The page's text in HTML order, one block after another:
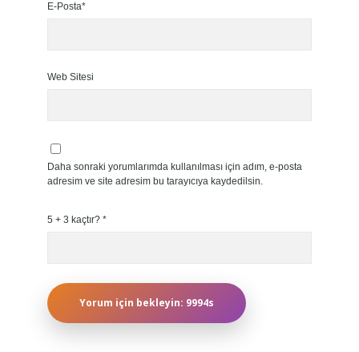
E-Posta*
Web Sitesi
Daha sonraki yorumlarımda kullanılması için adım, e-posta
adresim ve site adresim bu tarayıcıya kaydedilsin.
5 + 3 kaçtır? *